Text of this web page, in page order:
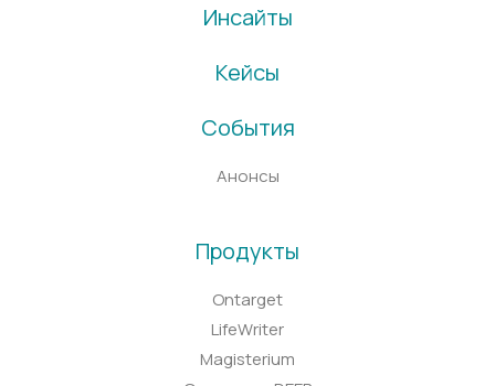
Инсайты
Кейсы
События
Анонсы
Продукты
Ontarget
LifeWriter
Magisterium